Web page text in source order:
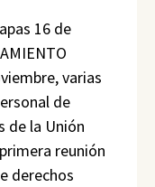
16 de
varias
de
de la Unión
reunión
derechos